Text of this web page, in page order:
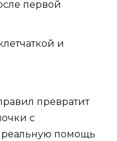
первой
и
превратит
с
помощь